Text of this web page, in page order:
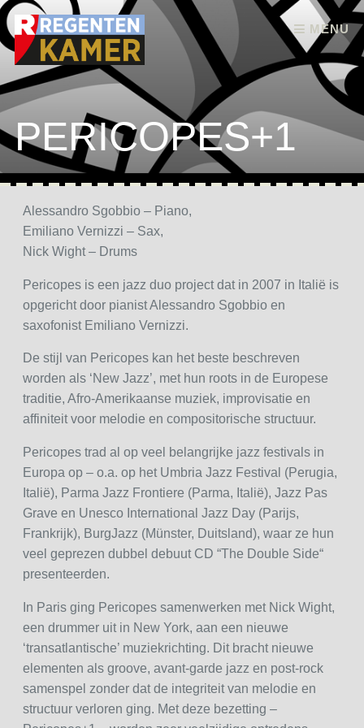
MENU
Skip to content
PERICOPES+1
Alessandro Sgobbio – Piano,
Emiliano Vernizzi – Sax,
Nick Wight – Drums
Pericopes is een jazz duo project dat in 2007 in Italië is
opgericht door pianist Alessandro Sgobbio en
saxofonist Emiliano Vernizzi.
De stijl van Pericopes kan het beste beschreven
worden als ‘New Jazz’, met hun roots in de Europese
traditie, Afro-Amerikaanse muziek, improvisatie en
affiniteit voor melodie en compositorische structuur.
Pericopes trad al op veel belangrijke jazz festivals in
Europa op – o.a. op het Umbria Jazz Festival (Perugia,
Italië), Parma Jazz Frontiere (Parma, Italië), Jazz Pas
Grave en Unesco International Jazz Day (Parijs,
Frankrijk), BurgJazz (Münster, Duitsland), waar ze hun
veel geprezen dubbel debuut CD “The Double Side“
presenteerden.
In Paris ging Pericopes samenwerken met Nick Wight,
een drummer uit in New York, aan een nieuwe
‘transatlantische’ muziekrichting. Dit bracht nieuwe
elementen als groove, avant-garde jazz en post-rock
samenspel zonder dat de integriteit van melodie en
structuur verloren ging. Met deze bezetting –